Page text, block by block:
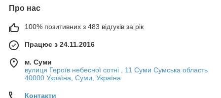
Про нас
100% позитивних з 483 відгуків за рік
Працює з 24.11.2016
м. Суми
вулиця Героїв небесної сотні , 11 Суми Сумська область
40000 Україна, Суми, Україна
Контакти